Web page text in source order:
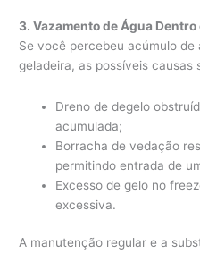
3. Vazamento de Água Dentro
Se você percebeu acúmulo
geladeira, as possíveis causas
Dreno de degelo
acumulada;
Borracha de vedação
permitindo entrada de
Excesso de gelo no
excessiva.
A manutenção regular e a